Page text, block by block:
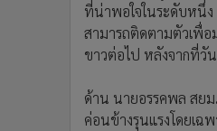
ที่น่าพอใจในระดับหนึ่
สามารถติดตามตัวเพื่
ขาวต่อไป หลังจากที่วั
ด้าน นายอรรคพล สย
ค่อนข้างรุนแรงโดยเฉ